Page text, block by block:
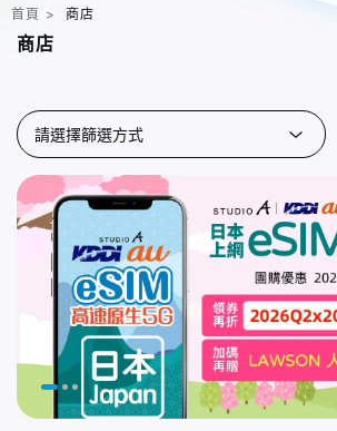
首頁 > 商店
商店
請選擇篩選方式